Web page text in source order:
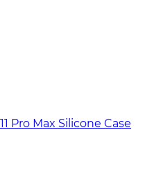
Pro Max Silicone Case